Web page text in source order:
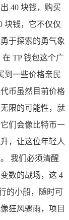
40 块钱，购买
块钱，它不仅仅
于探索的勇气象
TP 钱包这个广
到一些价格亲民
币虽然目前价格
限的可能性，就
们会像比特币一
，让这位年轻人
我们必须清醒
数的战场，这 4
的小船，随时可
狂风骤雨，项目